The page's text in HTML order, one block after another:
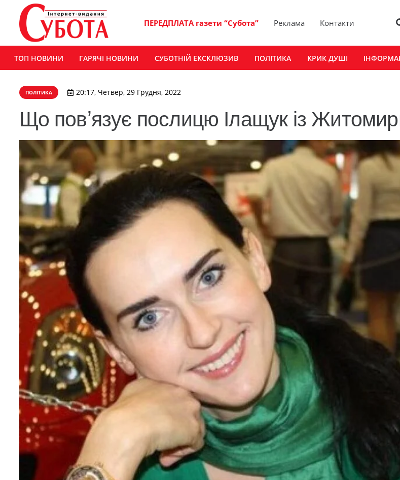
ПЕРЕДПЛАТА газети “Субота” Реклама Контакти
ТОП НОВИНИ ГАРЯЧІ НОВИНИ СУБОТНІЙ ЕКСКЛЮЗИВ ПОЛІТИКА КРИК ДУШІ
ПОЛІТИКА 20:17, Четвер, 29 Грудня, 2022
Що повʼязує послицю Ілащук із